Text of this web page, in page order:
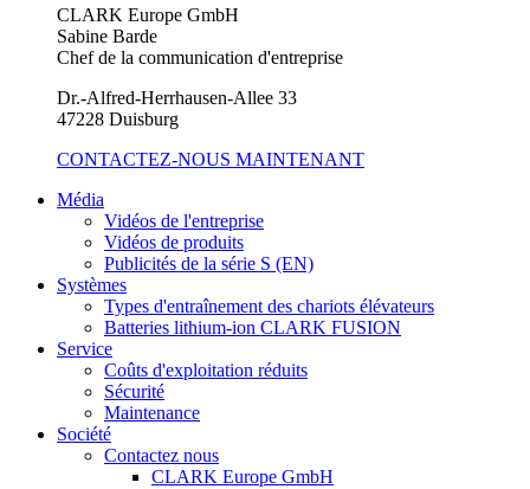
CLARK Europe GmbH
Sabine Barde
Chef de la communication d'entreprise
Dr.-Alfred-Herrhausen-Allee 33
47228 Duisburg
CONTACTEZ-NOUS MAINTENANT
Média
Vidéos de l'entreprise
Vidéos de produits
Publicités de la série S (EN)
Systèmes
Types d'entraînement des chariots élévateurs
Batteries lithium-ion CLARK FUSION
Service
Coûts d'exploitation réduits
Sécurité
Maintenance
Société
Contactez nous
CLARK Europe GmbH